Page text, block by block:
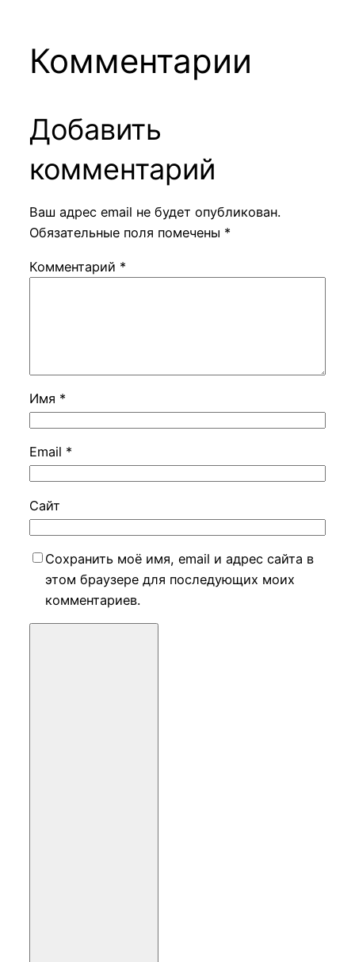
Комментарии
Добавить
комментарий
Ваш адрес email не будет опубликован.
Обязательные поля помечены *
Комментарий *
Имя *
Email *
Сайт
Сохранить моё имя, email и адрес сайта в
этом браузере для последующих моих
комментариев.